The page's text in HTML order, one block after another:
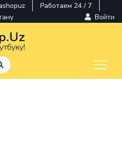
Работаем 24 / 7
Войти